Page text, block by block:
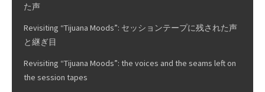
た声
Revisiting “Tijuana Moods”: セッションテープに残された声
と継ぎ目
Revisiting “Tijuana Moods”: the voices and the seams left on
the session tapes